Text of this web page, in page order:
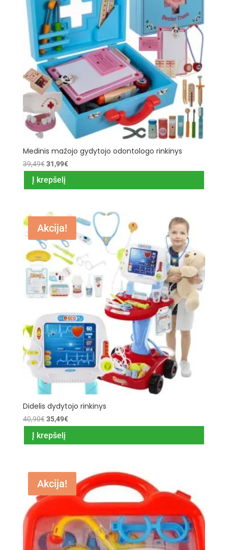
Medinis mažojo gydytojo odontologo rinkinys
39,49€ Original
price
was:
31,99€Current
Į krepšelį
Akcija!
Didelis dydytojo rinkinys
40,90€ Original
price
was:
35,49€Current
Į krepšelį
Akcija!